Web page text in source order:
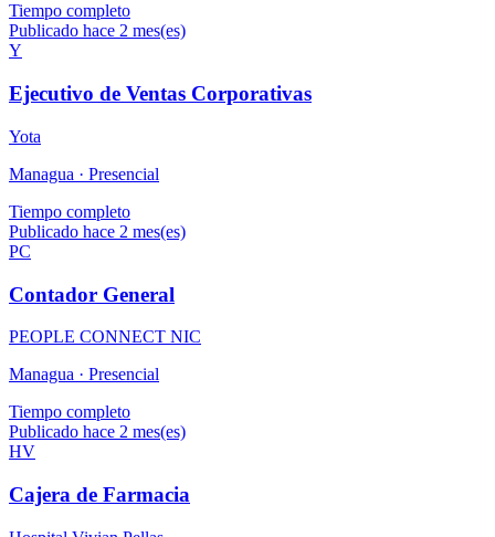
Tiempo completo
Publicado hace 2 mes(es)
Y
Ejecutivo de Ventas Corporativas
Yota
Managua · Presencial
Tiempo completo
Publicado hace 2 mes(es)
PC
Contador General
PEOPLE CONNECT NIC
Managua · Presencial
Tiempo completo
Publicado hace 2 mes(es)
HV
Cajera de Farmacia